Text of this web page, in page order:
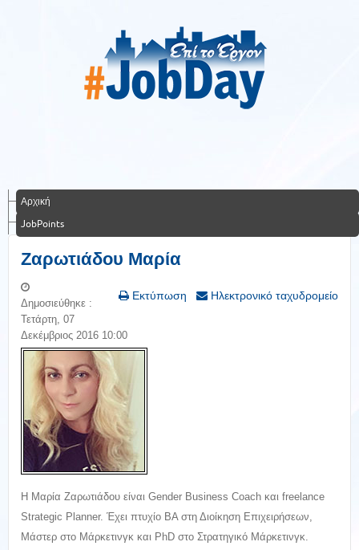
Αρχική
JobPoints
Ζαρωτιάδου Μαρία
Εκτύπωση Ηλεκτρονικό ταχυδρομείο
Δημοσιεύθηκε :
Τετάρτη, 07
Δεκέμβριος 2016 10:00
Η Μαρία Ζαρωτιάδου είναι Gender Business Coach και freelance
Strategic Planner. Έχει πτυχίο ΒΑ στη Διοίκηση Επιχειρήσεων,
Μάστερ στο Μάρκετινγκ και PhD στο Στρατηγικό Μάρκετινγκ.